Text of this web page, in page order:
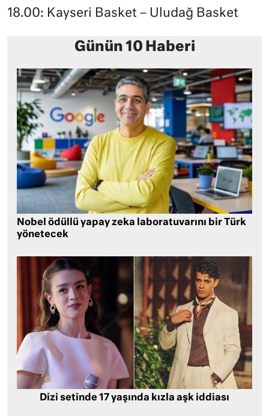
18.00: Kayseri Basket – Uludağ Basket
Günün 10 Haberi
Nobel ödüllü yapay zeka laboratuvarını bir Türk
yönetecek
Dizi setinde 17 yaşında kızla aşk iddiası